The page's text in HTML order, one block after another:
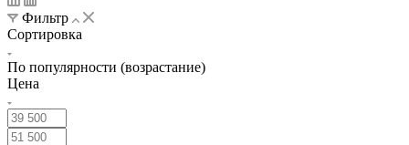
Фильтр
Сортировка
По популярности (возрастание)
Цена